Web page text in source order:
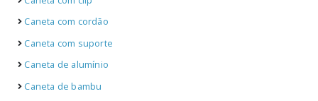
Caneta com cordão
Caneta com suporte
Caneta de alumínio
Caneta de bambu